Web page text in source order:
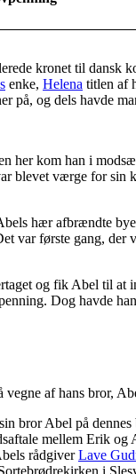
kronet til dansk
enke, Helena titlen af
på, og dels havde
her kom han i
blevet værge for sin
hær afbrændte
var første gang, der
og fik Abel til at
Dog havde
vegne af hans bror,
bror Abel på
mellem Erik
rådgiverLave
i